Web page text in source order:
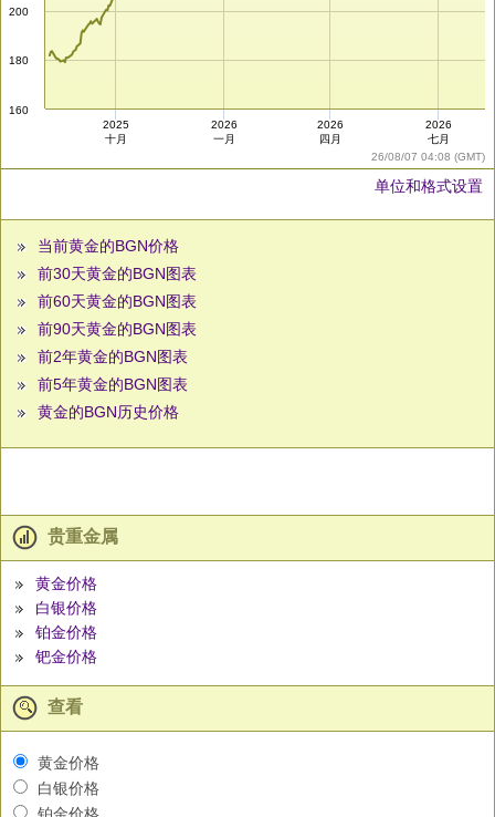
26/08/07 04:08 (GMT)
160
180
200
2025
十月
2026
一月
2026
四月
2026
七月
单位和格式设置
当前黄金的BGN价格
前30天黄金的BGN图表
前60天黄金的BGN图表
前90天黄金的BGN图表
前2年黄金的BGN图表
前5年黄金的BGN图表
黄金的BGN历史价格
贵重金属
黄金价格
白银价格
铂金价格
钯金价格
查看
黄金价格
白银价格